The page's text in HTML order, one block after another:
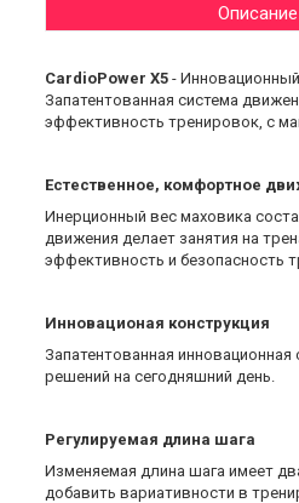
Описание
CardioPower X5 -
Запатентованная система
эффективность тренировок, с
Естественное, комфортное
Инерционный вес маховика
движения делает занятия на
эффективность и безопасность
Инновационая конструкция
Запатентованная
решений на сегодняшний день.
Регулируемая длина шага
Изменяемая длина шага имеет
добавить вариативности в